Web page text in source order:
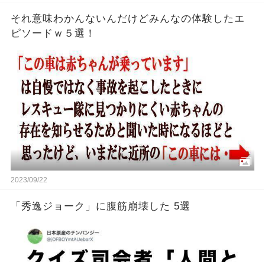
それ意味わかんないんだけどみんなの体験したエ
ピソードｗ５選！
2023/09/22
「秀逸ジョーク」に腹筋崩壊した 5選